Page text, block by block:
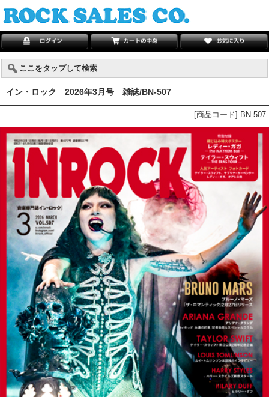
ここをタップして検索
イン・ロック 2026年3月号 雑誌/BN-507
[商品コード] BN-507